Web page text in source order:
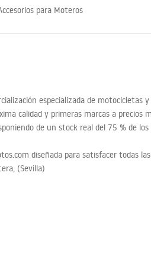
para Moteros
especializada de motocicletas
calidad y primeras marcas a precios
de un stock real del 75 % de
diseñada para satisfacer todas
(Sevilla)